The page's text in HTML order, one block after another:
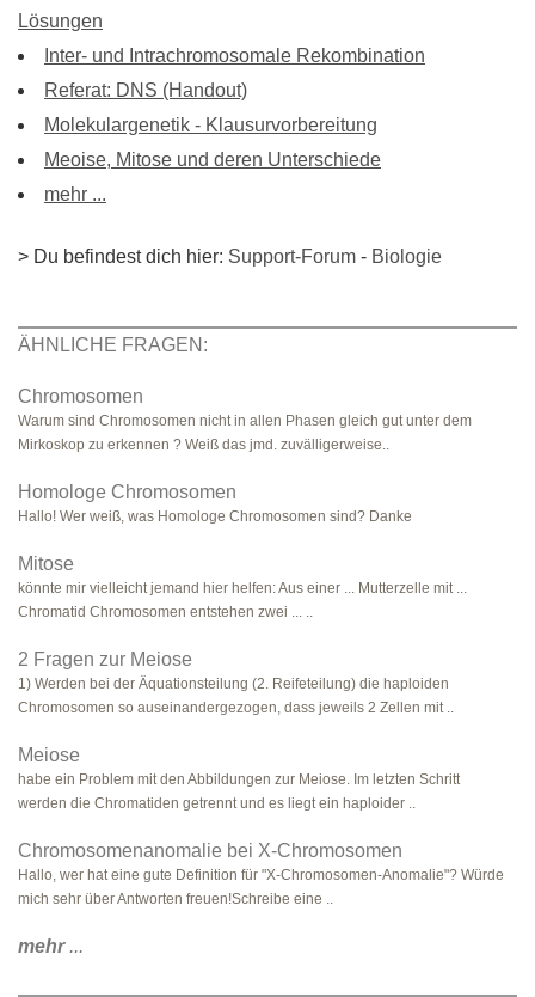
Lösungen
Inter- und Intrachromosomale Rekombination
Referat: DNS (Handout)
Molekulargenetik - Klausurvorbereitung
Meoise, Mitose und deren Unterschiede
mehr ...
> Du befindest dich hier: Support-Forum - Biologie
ÄHNLICHE FRAGEN:
Chromosomen
Warum sind Chromosomen nicht in allen Phasen gleich gut unter dem
Mirkoskop zu erkennen ? Weiß das jmd. zuvälligerweise..
Homologe Chromosomen
Hallo! Wer weiß, was Homologe Chromosomen sind? Danke
Mitose
könnte mir vielleicht jemand hier helfen: Aus einer ... Mutterzelle mit ...
Chromatid Chromosomen entstehen zwei ... ..
2 Fragen zur Meiose
1) Werden bei der Äquationsteilung (2. Reifeteilung) die haploiden
Chromosomen so auseinandergezogen, dass jeweils 2 Zellen mit ..
Meiose
habe ein Problem mit den Abbildungen zur Meiose. Im letzten Schritt
werden die Chromatiden getrennt und es liegt ein haploider ..
Chromosomenanomalie bei X-Chromosomen
Hallo, wer hat eine gute Definition für "X-Chromosomen-Anomalie"? Würde
mich sehr über Antworten freuen!Schreibe eine ..
mehr...